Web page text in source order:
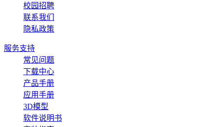
校园招聘
联系我们
隐私政策
服务支持
常见问题
下载中心
产品手册
应用手册
3D模型
软件说明书